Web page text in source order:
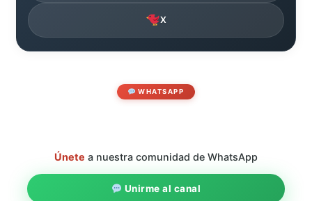
X
WHATSAPP
Únete a nuestra comunidad de WhatsApp
Unirme al canal